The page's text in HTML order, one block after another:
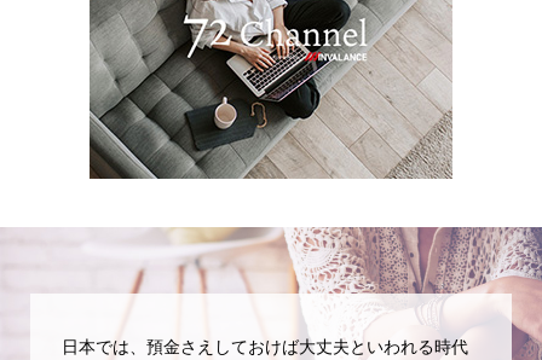
日本では、預金さえしておけば大丈夫といわれる時代